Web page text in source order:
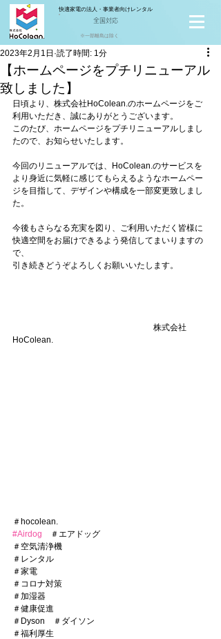
快適家電の法人・事業者向けレンタル
全国対応
※一部離島は除く
【ホームページをプチリニューアル
致しました】
2023年2月1日 読了時間: 1分
日頃より、株式会社HoColean.のホームページをご
利用いただき、誠にありがとうございます。
このたび、ホームページをプチリニューアルしまし
たので、お知らせいたします。
今回のリニューアルでは、HoColean.のサービスを
より身近に気軽に感じてもらえるようなホームペー
ジを目指して、デザインや構成を一部変更致しまし
た。
今後もさらなる充実を図り、ご利用いただく皆様に
快適空間をお届けできるよう発信してまいりますの
で、
引き続きどうぞよろしくお願いいたします。
株式会社
HoColean.
＃hocolean.
#Airdog ＃エアドッグ
＃空気清浄機
＃レンタル
＃家電
＃コロナ対策
＃加湿器
＃健康促進
＃Dyson　＃ダイソン
＃福利厚生